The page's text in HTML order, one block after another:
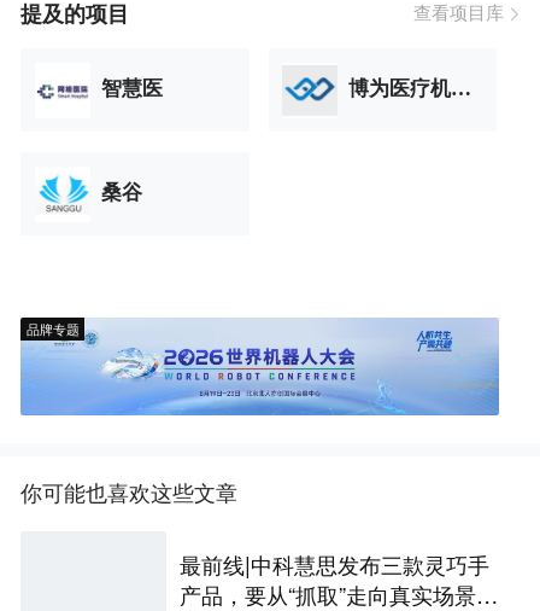
提及的项目 查看项目库
智慧医 博为医疗机器人
桑谷
品牌专题
你可能也喜欢这些文章
最前线|中科慧思发布三款灵巧手
产品，要从“抓取”走向真实场景作